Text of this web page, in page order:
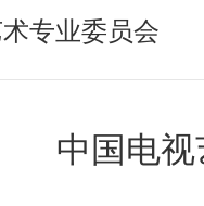
专业委员会
中国电